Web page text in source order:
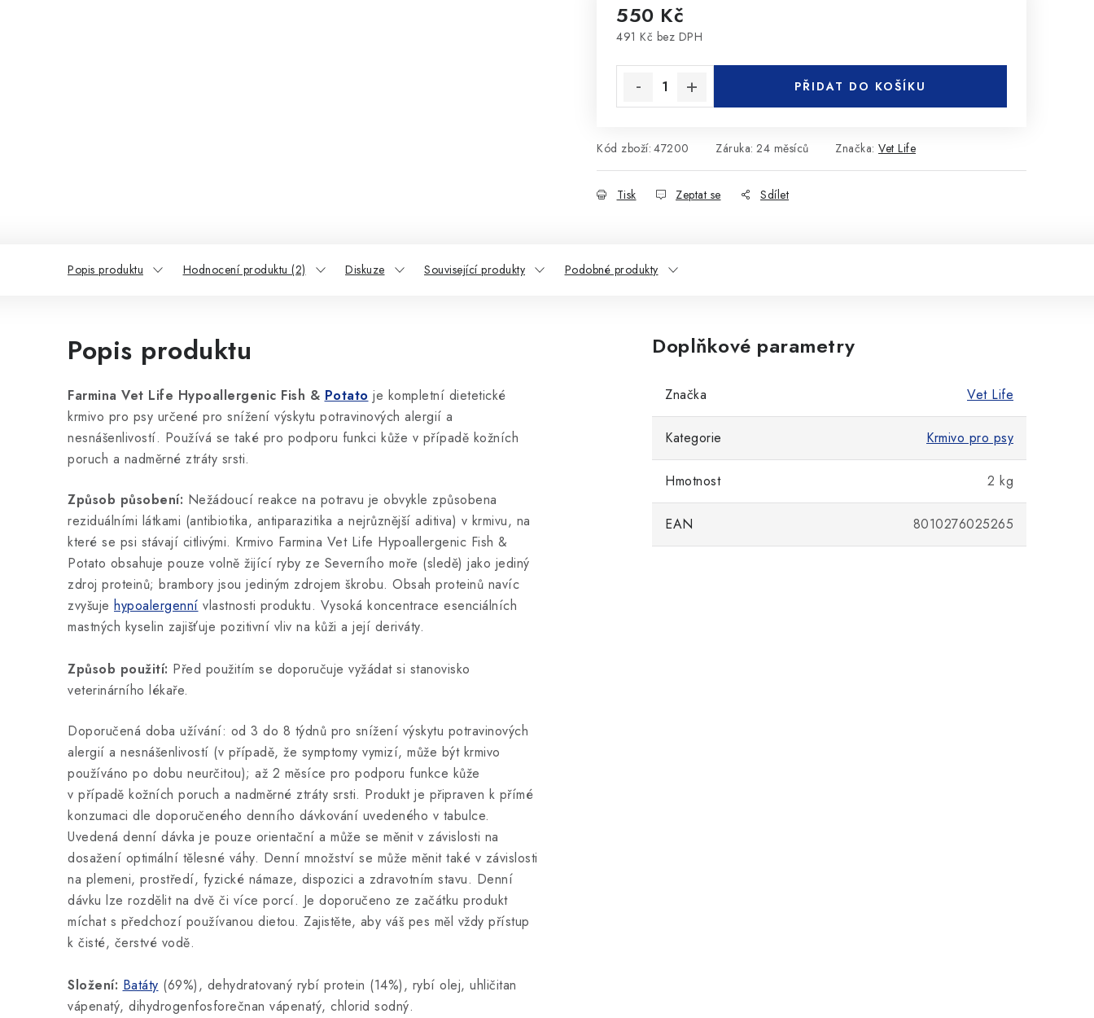
550 Kč
491 Kč bez DPH
PŘIDAT DO KOŠÍKU
Kód zboží: 47200 Záruka: 24 měsíců Značka: Vet Life
Tisk Zeptat se Sdílet
Popis produktu Hodnocení produktu (2) Diskuze Související produkty Podobné produkty
Popis produktu
Farmina Vet Life Hypoallergenic Fish & Potato je kompletní dietetické
krmivo pro psy určené pro snížení výskytu potravinových alergií a
nesnášenlivostí. Používá se také pro podporu funkci kůže v případě kožních
poruch a nadměrné ztráty srsti.
Způsob působení: Nežádoucí reakce na potravu je obvykle způsobena
reziduálními látkami (antibiotika, antiparazitika a nejrůznější aditiva) v krmivu, na
které se psi stávají citlivými. Krmivo Farmina Vet Life Hypoallergenic Fish &
Potato obsahuje pouze volně žijící ryby ze Severního moře (sledě) jako jediný
zdroj proteinů; brambory jsou jediným zdrojem škrobu. Obsah proteinů navíc
zvyšuje hypoalergenní vlastnosti produktu. Vysoká koncentrace esenciálních
mastných kyselin zajišťuje pozitivní vliv na kůži a její deriváty.
Způsob použití: Před použitím se doporučuje vyžádat si stanovisko
veterinárního lékaře.
Doporučená doba užívání: od 3 do 8 týdnů pro snížení výskytu potravinových
alergií a nesnášenlivostí (v případě, že symptomy vymizí, může být krmivo
používáno po dobu neurčitou); až 2 měsíce pro podporu funkce kůže
v případě kožních poruch a nadměrné ztráty srsti. Produkt je připraven k přímé
konzumaci dle doporučeného denního dávkování uvedeného v tabulce.
Uvedená denní dávka je pouze orientační a může se měnit v závislosti na
dosažení optimální tělesné váhy. Denní množství se může měnit také v závislosti
na plemeni, prostředí, fyzické námaze, dispozici a zdravotním stavu. Denní
dávku lze rozdělit na dvě či více porcí. Je doporučeno ze začátku produkt
míchat s předchozí používanou dietou. Zajistěte, aby váš pes měl vždy přístup
k čisté, čerstvé vodě.
Složení: Batáty (69%), dehydratovaný rybí protein (14%), rybí olej, uhličitan
vápenatý, dihydrogenfosforečnan vápenatý, chlorid sodný.
Doplňkové parametry
Značka Vet Life
Kategorie Krmivo pro psy
Hmotnost 2 kg
EAN 8010276025265